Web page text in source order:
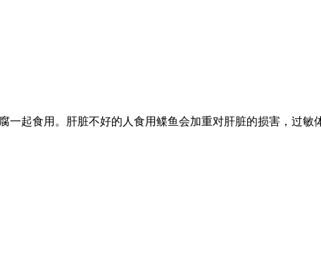
起食用。肝脏不好的人食用鲽鱼会加重对肝脏的损害，过敏